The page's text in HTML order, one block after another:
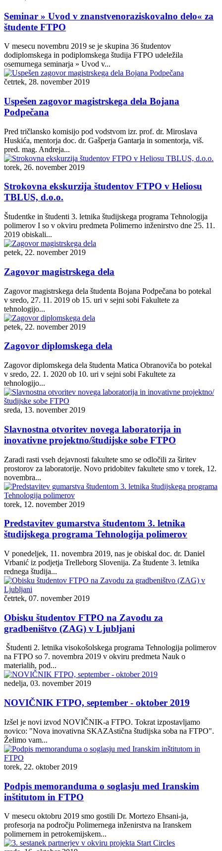
Seminar » Uvod v znanstvenoraziskovalno delo« za
študente FTPO
V mesecu novembru 2019 se je skupina 36 študentov
dodiplomskega in podiplomskega študija FTPO udeležila
osemurnega seminarja » Uvod v...
četrtek, 28. november 2019
Uspešen zagovor magistrskega dela Bojana
Podpečana
Pred tričlansko komisijo pod vodstvom izr. prof. dr. Miroslava
Huskića, mentorja doc. dr. Gašperja Gantarja in somentorja, viš.
pred. mag. Andreja...
torek, 26. november 2019
Strokovna ekskurzija študentov FTPO v Heliosu
TBLUS, d.o.o.
Študentke in študenti 3. letnika študijskega programa Tehnologija
polimerov I so v okviru predmeta Polimerno inženirstvo dne 25. 11.
2019 obiskali...
petek, 22. november 2019
Zagovor magistrskega dela
Zagovor magistrskega dela študenta Bojana Podpečana bo potekal
v sredo, 27. 11. 2019 ob 15. uri v sejni sobi Fakultete za
tehnologijo...
petek, 22. november 2019
Zagovor diplomskega dela
Zagovor diplomskega dela študenta Matica Obranoviča bo potekal
v sredo, 22. 1. 2020 ob 10. uri v sejni sobi Fakultete za
tehnologijo...
sreda, 13. november 2019
Slavnostna otvoritev novega laboratorija in
inovativne projektno/študijske sobe FTPO
Zaradi rasti vseh dejavnosti fakultete smo se odločili za širitev
prostorov za laboratorije. Novo pridobitev fakultete smo v torek, 12.
novembra...
torek, 12. november 2019
Predstavitev gumarstva študentom 3. letnika
študijskega programa Tehnologija polimerov
V ponedeljek, 11. novembra 2019, nas je obiskal doc. dr. Daniel
Vrbanić iz podjetja Trelleborg Slovenija. Za študente 3. letnika
rednega študija...
četrtek, 07. november 2019
Obisku študentov FTPO na Zavodu za
gradbeništvo (ZAG) v Ljubljani
Študenti 2. letnika visokošolskega programa Tehnologija polimerov
na FTPO so 7. novembra 2019 v okviru predmeta Nauk o
materialih, pod...
nedelja, 03. november 2019
NOVIČNIK FTPO, september - oktober 2019
Izšel je novi izvod NOVIČNIK-a FTPO. Tokrat izpostavljamo
novico: "Nova inovativna SKAZAstična študijska soba na FTPO".
Želimo vam...
torek, 22. oktober 2019
Podpis memoranduma o soglasju med Iranskim
inštitutom in FTPO
V mesecu oktobru 2019 smo gostili Dr. Mortezo Ehsani-ja,
profesorja na področju Polimernega inženirstva na Iranskem
polimernem in petrokemijskem...